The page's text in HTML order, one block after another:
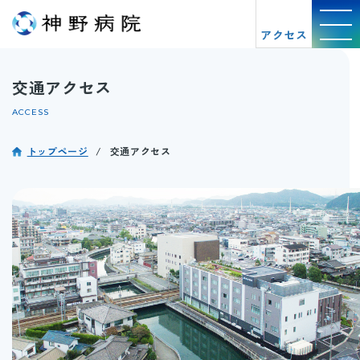
アクセス
交通アクセス
ACCESS
トップページ 交通アクセス